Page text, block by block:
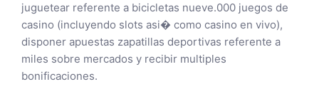
juguetear referente a bicicletas nueve.000 juegos de
casino (incluyendo slots asi� como casino en vivo),
disponer apuestas zapatillas deportivas referente a
miles sobre mercados y recibir multiples
bonificaciones.